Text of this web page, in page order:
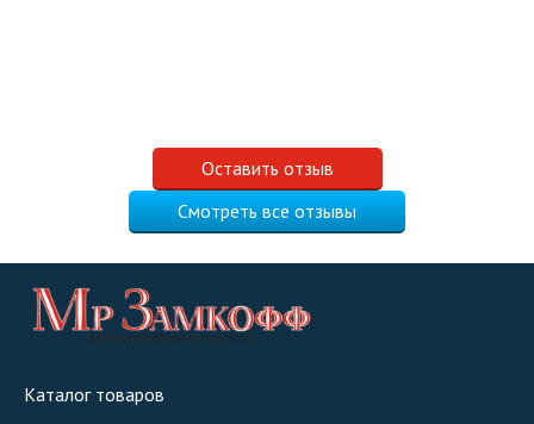
Оставить отзыв
Смотреть все отзывы
Каталог товаров